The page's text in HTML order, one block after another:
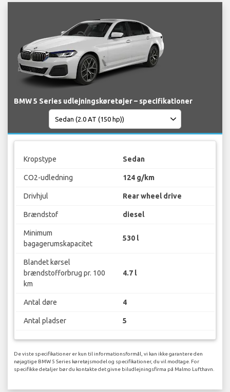
BMW 5 Series udlejningskøretøjer – specifikationer
Kropstype Sedan
CO2-udledning 124 g/km
Drivhjul Rear wheel drive
Brændstof diesel
Minimum
bagagerumskapacitet
530 l
Blandet kørsel
brændstofforbrug pr. 100
km
4.7 l
Antal døre 4
Antal pladser 5
De viste specifikationer er kun til informationsformål, vi kan ikke garantere den
nøjagtige BMW 5 Series køretøjsmodel og specifikationer, du vil modtage. For
specifikke detaljer bør du kontakte det givne biludlejningsfirma på Malmo Lufthavn.